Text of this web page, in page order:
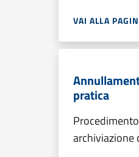
VAI ALLA
pratica
archiviazione